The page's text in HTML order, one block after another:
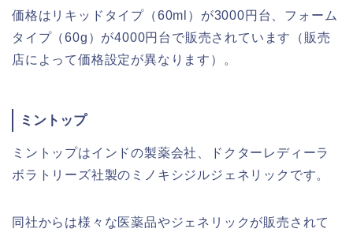
価格はリキッドタイプ（60ml）が3000円台、フォーム
タイプ（60g）が4000円台で販売されています（販売
店によって価格設定が異なります）。
ミントップ
ミントップはインドの製薬会社、ドクターレディーラ
ボラトリーズ社製のミノキシジルジェネリックです。
同社からは様々な医薬品やジェネリックが販売されて